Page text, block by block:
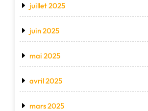
juillet 2025
juin 2025
mai 2025
avril 2025
mars 2025